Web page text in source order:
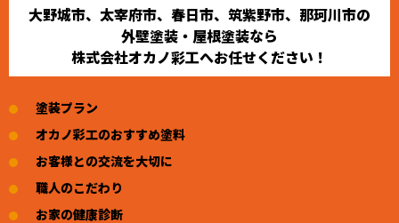
大野城市、太宰府市、春日市、筑紫野市、那珂川市の
外壁塗装・屋根塗装なら
株式会社オカノ彩工へお任せください！
塗装プラン
オカノ彩工のおすすめ塗料
お客様との交流を大切に
職人のこだわり
お家の健康診断